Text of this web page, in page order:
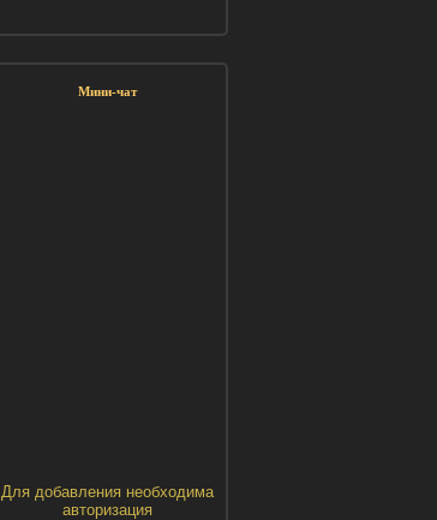
Мини-чат
Для добавления необходима
авторизация